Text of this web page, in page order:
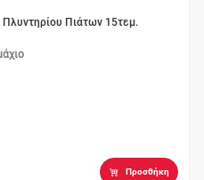
Πιάτων 15τεμ.
Προσθήκη